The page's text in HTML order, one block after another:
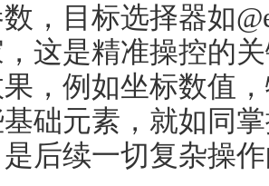
，目标选择器如
这是精准操控的
，例如坐标数值
础元素，就如同
后续一切复杂操